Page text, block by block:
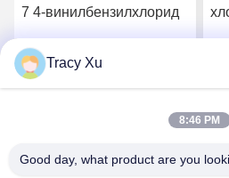
7 4-винилбензилхлорид
Tracy Xu
8:46 PM
Good day, what product are you